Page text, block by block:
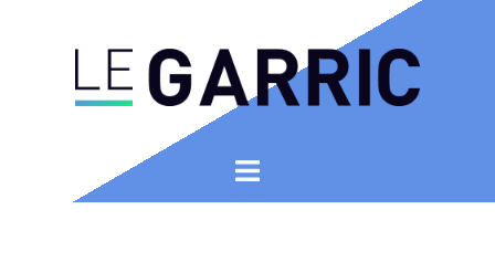
Ouvrir/fermer